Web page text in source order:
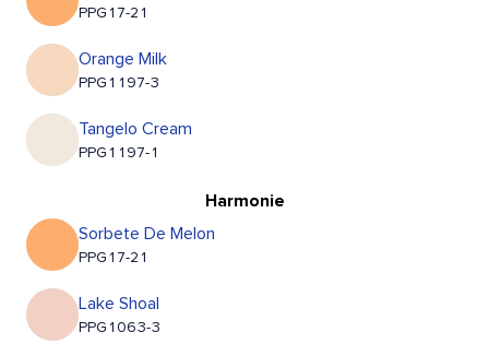
PPG17-21
Orange Milk
PPG1197-3
Tangelo Cream
PPG1197-1
Harmonie
Sorbete De Melon
PPG17-21
Lake Shoal
PPG1063-3